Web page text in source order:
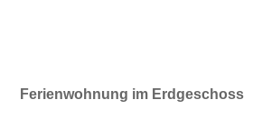
Ferienwohnung im Erdgeschoss